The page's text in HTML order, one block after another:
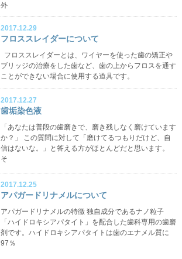
外
2017.12.29
フロススレイダーについて
フロススレイダーとは、ワイヤーを使った歯の矯正や
ブリッジの治療をした歯など、歯の上からフロスを通す
ことができない場合に使用する道具です。
2017.12.27
歯垢染色液
「あなたは普段の歯磨きで、磨き残しなく磨けています
か？」 この質問に対して「磨けてるつもりだけど、自
信はないな。」と答える方がほとんどだと思います。
そ
2017.12.25
アパガードリナメルについて
アパガードリナメルの特徴 独自成分であるナノ粒子
「ハイドロキシアパタイト」を配合した歯科専用の歯磨
剤です。ハイドロキシアパタイトは歯のエナメル質に
97％